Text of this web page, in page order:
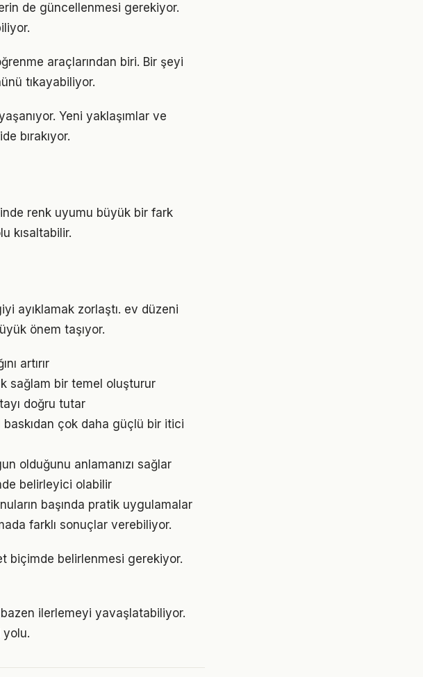
de güncellenmesi gerekiyor.
araçlarından biri. Bir şeyi
tıkayabiliyor.
Yeni yaklaşımlar ve
bırakıyor.
renk uyumu büyük bir fark
kısaltabilir.
ayıklamak zorlaştı. ev düzeni
önem taşıyor.
artırır
sağlam bir temel oluşturur
doğru tutar
çok daha güçlü bir itici
olduğunu anlamanızı sağlar
belirleyici olabilir
başında pratik uygulamalar
farklı sonuçlar verebiliyor.
biçimde belirlenmesi gerekiyor.
ilerlemeyi yavaşlatabiliyor.
yolu.